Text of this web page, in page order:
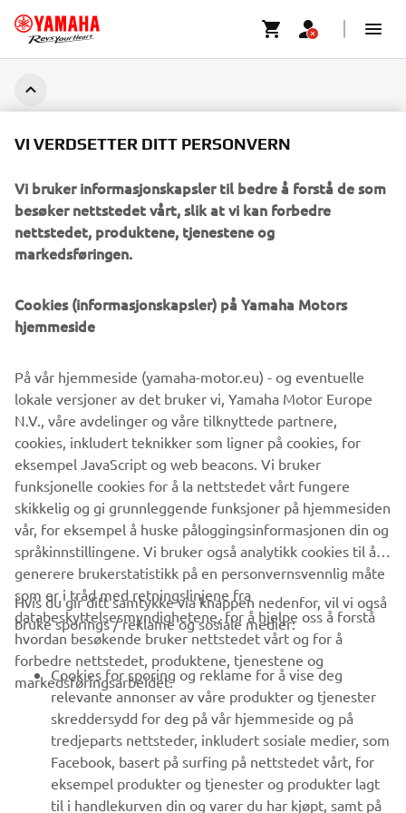
VIRKSOMHET
B2B
UTFORSK YAMAHA
FAQ & SUPPORT
NYHETSBREV
Vær den første til å lære om de siste tilbudene, spesielle
arrangementer, nye utgivelser og mye mer
ABONNER
VI VERDSETTER DITT PERSONVERN
Vi bruker informasjonskapsler til bedre å forstå de som
besøker nettstedet vårt, slik at vi kan forbedre
nettstedet, produktene, tjenestene og
markedsføringen.
Cookies (informasjonskapsler) på Yamaha Motors
hjemmeside
På vår hjemmeside (yamaha-motor.eu) - og eventuelle
lokale versjoner av det bruker vi, Yamaha Motor Europe
N.V., våre avdelinger og våre tilknyttede partnere,
cookies, inkludert teknikker som ligner på cookies, for
eksempel JavaScript og web beacons. Vi bruker
funksjonelle cookies for å la nettstedet vårt fungere
skikkelig og gi grunnleggende funksjoner på hjemmesiden
vår, for eksempel å huske påloggingsinformasjonen din og
språkinnstillingene. Vi bruker også analytikk cookies til å
generere brukerstatistikk på en personvernsvennlig måte
som er i tråd med retningslinjene fra
databeskyttelsesmyndighetene, for å hjelpe oss å forstå
hvordan besøkende bruker nettstedet vårt og for å
forbedre nettstedet, produktene, tjenestene og
markedsføringsarbeidet.
Hvis du gir ditt samtykke via knappen nedenfor, vil vi også
bruke sporings / reklame og sosiale medier:
Cookies for sporing og reklame for å vise deg
relevante annonser av våre produkter og tjenester
skreddersydd for deg på vår hjemmeside og på
tredjeparts nettsteder, inkludert sosiale medier, som
Facebook, basert på surfing på nettstedet vårt, for
eksempel produkter og tjenester og produkter lagt
til i handlekurven din og varer du har kjøpt, samt på